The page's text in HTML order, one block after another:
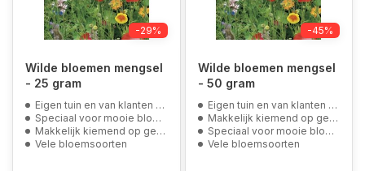
-29%
Wilde bloemen mengsel
- 25 gram
Eigen tuin en van klanten op de foto
Speciaal voor mooie bloemenperken
Makkelijk kiemend op gewone tot lichte zandgronden
Vele bloemsoorten
-45%
Wilde bloemen mengsel
- 50 gram
Eigen tuin en van klanten op de foto
Makkelijk kiemend op gewone tot lichte zandgronden
Speciaal voor mooie bloemenperken
Vele bloemsoorten